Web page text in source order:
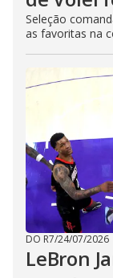
Seleção
as favoritas na
DO R7/24/07/2026
LeBron